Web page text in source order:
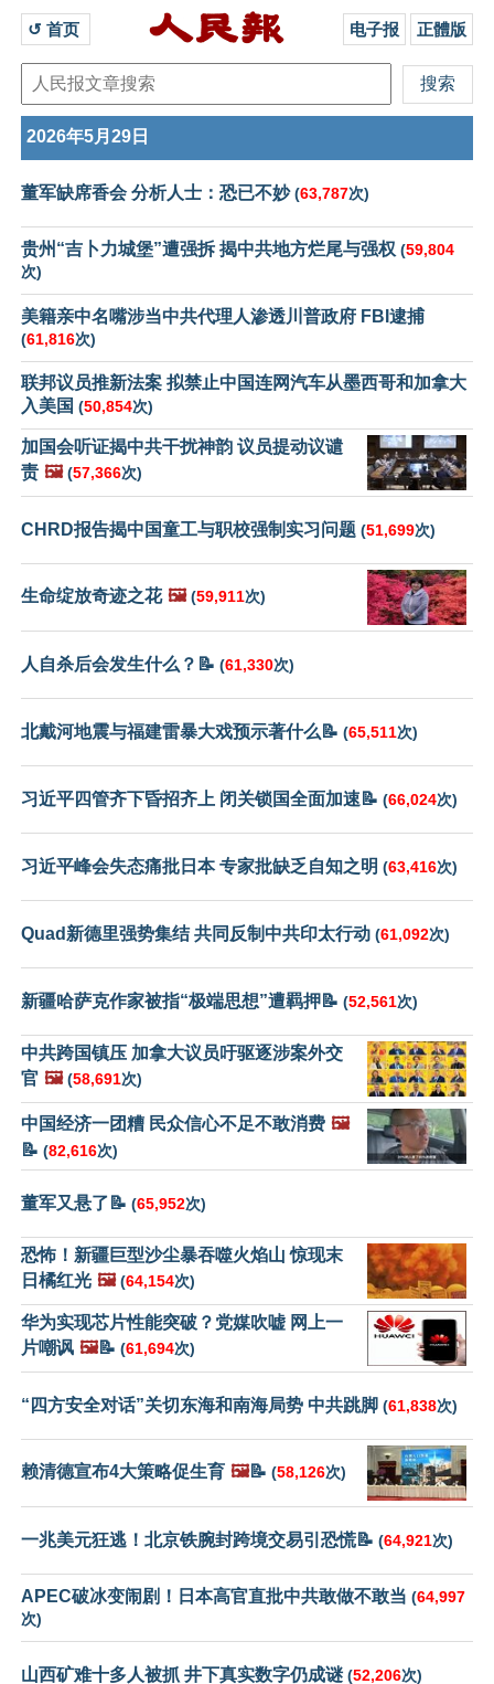
↺ 首页 电子报 正體版
2026年5月29日
董军缺席香会 分析人士：恐已不妙(63,787次)
贵州“吉卜力城堡”遭强拆 揭中共地方烂尾与强权 (59,804
次)
美籍亲中名嘴涉当中共代理人渗透川普政府 FBI逮捕
(61,816次)
联邦议员推新法案 拟禁止中国连网汽车从墨西哥和加拿大
入美国 (50,854次)
加国会听证揭中共干扰神韵 议员提动议谴
责 🖼️ (57,366次)
CHRD报告揭中国童工与职校强制实习问题 (51,699次)
生命绽放奇迹之花 🖼️ (59,911次)
人自杀后会发生什么？📝 (61,330次)
北戴河地震与福建雷暴大戏预示著什么📝 (65,511次)
习近平四管齐下昏招齐上 闭关锁国全面加速📝 (66,024次)
习近平峰会失态痛批日本 专家批缺乏自知之明 (63,416次)
Quad新德里强势集结 共同反制中共印太行动 (61,092次)
新疆哈萨克作家被指“极端思想”遭羁押📝 (52,561次)
中共跨国镇压 加拿大议员吁驱逐涉案外交
官 🖼️ (58,691次)
中国经济一团糟 民众信心不足不敢消费 🖼️
📝 (82,616次)
董军又悬了📝 (65,952次)
恐怖！新疆巨型沙尘暴吞噬火焰山 惊现末
日橘红光 🖼️ (64,154次)
华为实现芯片性能突破？党媒吹嘘 网上一
片嘲讽 🖼️📝 (61,694次)
“四方安全对话”关切东海和南海局势 中共跳脚 (61,838次)
赖清德宣布4大策略促生育 🖼️📝 (58,126次)
一兆美元狂逃！北京铁腕封跨境交易引恐慌📝 (64,921次)
APEC破冰变闹剧！日本高官直批中共敢做不敢当 (64,997
次)
山西矿难十多人被抓 井下真实数字仍成谜(52,206次)